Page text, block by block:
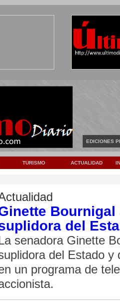
EDICIONES
TURISMO ACTUALIDAD
Bournigal
del
senadora Ginette
del Estado y
un programa de